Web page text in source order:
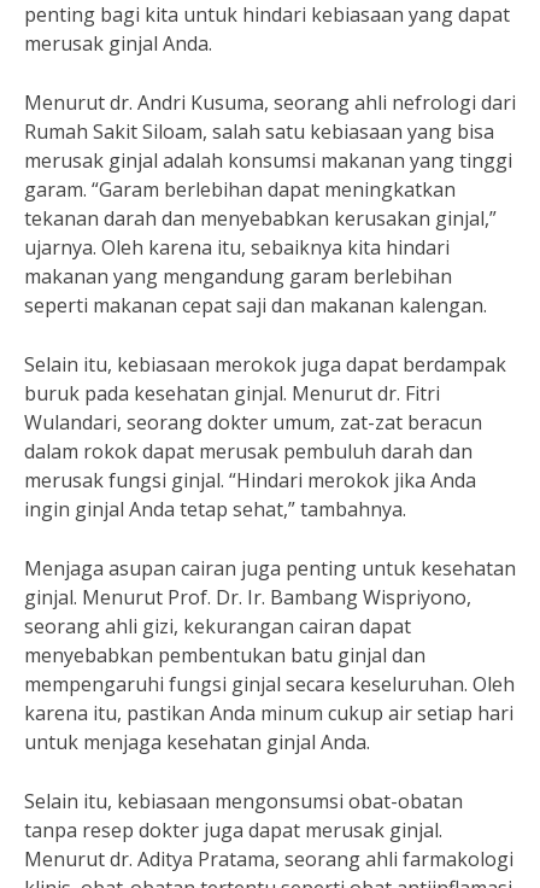
penting bagi kita untuk hindari kebiasaan yang dapat
merusak ginjal Anda.
Menurut dr. Andri Kusuma, seorang ahli nefrologi dari
Rumah Sakit Siloam, salah satu kebiasaan yang bisa
merusak ginjal adalah konsumsi makanan yang tinggi
garam. “Garam berlebihan dapat meningkatkan
tekanan darah dan menyebabkan kerusakan ginjal,”
ujarnya. Oleh karena itu, sebaiknya kita hindari
makanan yang mengandung garam berlebihan
seperti makanan cepat saji dan makanan kalengan.
Selain itu, kebiasaan merokok juga dapat berdampak
buruk pada kesehatan ginjal. Menurut dr. Fitri
Wulandari, seorang dokter umum, zat-zat beracun
dalam rokok dapat merusak pembuluh darah dan
merusak fungsi ginjal. “Hindari merokok jika Anda
ingin ginjal Anda tetap sehat,” tambahnya.
Menjaga asupan cairan juga penting untuk kesehatan
ginjal. Menurut Prof. Dr. Ir. Bambang Wispriyono,
seorang ahli gizi, kekurangan cairan dapat
menyebabkan pembentukan batu ginjal dan
mempengaruhi fungsi ginjal secara keseluruhan. Oleh
karena itu, pastikan Anda minum cukup air setiap hari
untuk menjaga kesehatan ginjal Anda.
Selain itu, kebiasaan mengonsumsi obat-obatan
tanpa resep dokter juga dapat merusak ginjal.
Menurut dr. Aditya Pratama, seorang ahli farmakologi